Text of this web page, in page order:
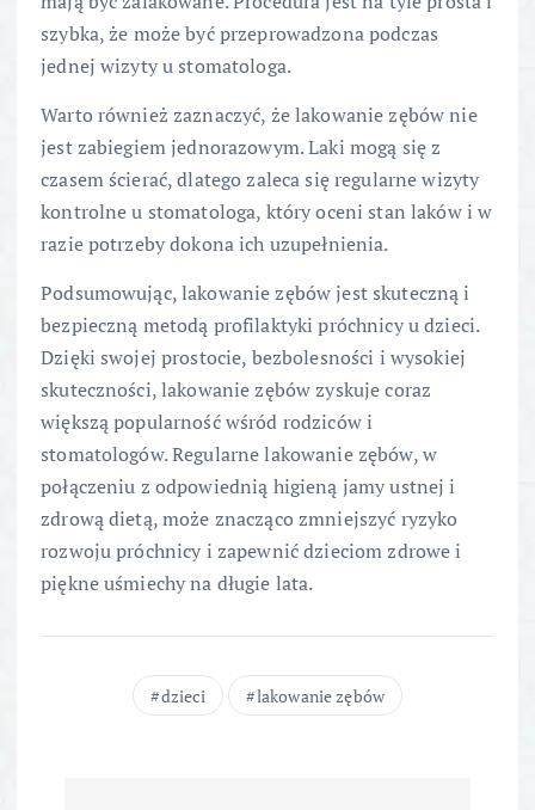
szybka, że może być przeprowadzona podczas
jednej wizyty u stomatologa.
Warto również zaznaczyć, że lakowanie zębów nie
jest zabiegiem jednorazowym. Laki mogą się z
czasem ścierać, dlatego zaleca się regularne wizyty
kontrolne u stomatologa, który oceni stan laków i w
razie potrzeby dokona ich uzupełnienia.
Podsumowując, lakowanie zębów jest skuteczną i
bezpieczną metodą profilaktyki próchnicy u dzieci.
Dzięki swojej prostocie, bezbolesności i wysokiej
skuteczności, lakowanie zębów zyskuje coraz
większą popularność wśród rodziców i
stomatologów. Regularne lakowanie zębów, w
połączeniu z odpowiednią higieną jamy ustnej i
zdrową dietą, może znacząco zmniejszyć ryzyko
rozwoju próchnicy i zapewnić dzieciom zdrowe i
piękne uśmiechy na długie lata.
dzieci lakowanie zębów